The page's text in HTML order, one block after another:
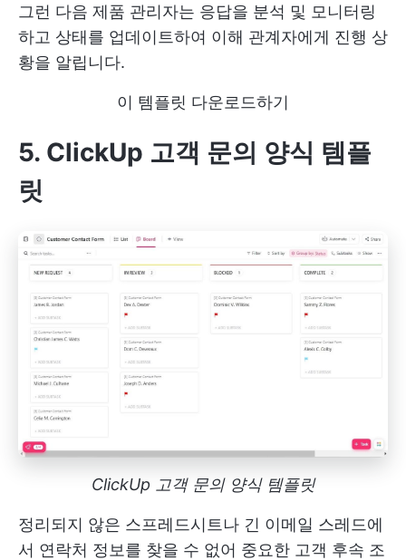
그런 다음 제품 관리자는 응답을 분석 및 모니터링
하고 상태를 업데이트하여 이해 관계자에게 진행 상
황을 알립니다.
이 템플릿 다운로드하기
5. ClickUp 고객 문의 양식 템플
릿
ClickUp 고객 문의 양식 템플릿
정리되지 않은 스프레드시트나 긴 이메일 스레드에
서 연락처 정보를 찾을 수 없어 중요한 고객 후속 조